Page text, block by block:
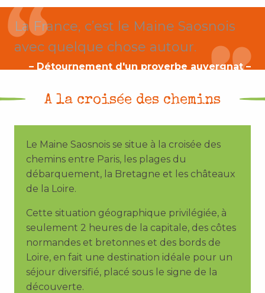
La France, c’est le Maine Saosnois
avec quelque chose autour.
– Détournement d'un proverbe auvergnat –
A la croisée des chemins
Le Maine Saosnois se situe à la croisée des
chemins entre Paris, les plages du
débarquement, la Bretagne et les châteaux
de la Loire.
Cette situation géographique privilégiée, à
seulement 2 heures de la capitale, des côtes
normandes et bretonnes et des bords de
Loire, en fait une destination idéale pour un
séjour diversifié, placé sous le signe de la
découverte.